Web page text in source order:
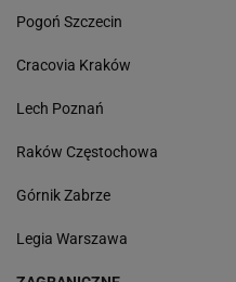
Pogoń Szczecin
Cracovia Kraków
Lech Poznań
Raków Częstochowa
Górnik Zabrze
Legia Warszawa